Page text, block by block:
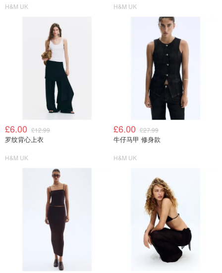
H&M UK H&M UK
£6.00 £12.99
罗纹背心上衣
H&M UK
£6.00 £27.99
牛仔马甲 修身款
H&M UK